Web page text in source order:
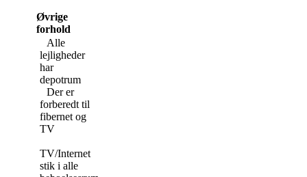
Øvrige
forhold
Alle
lejligheder
har
depotrum
Der er
forberedt til
fibernet og
TV
TV/Internet
stik i alle